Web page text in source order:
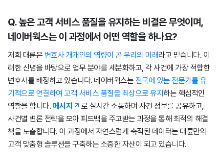
Q. 높은 고객 서비스 품질을 유지하는 비결은 무엇이며,
네이버웍스는 이 과정에서 어떤 역할을 하나요?
저희 대륜은 변호사 개개인의 역량이 곧 우리의 미래라고 믿습니다. 이
러한 신념을 바탕으로 업무 분야를 세분화하고, 각 사건에 가장 적합한
변호사를 배정하고 있습니다. 네이버웍스는 전국에 있는 전문가를 유
기적으로 연결하여 고객 서비스 품질을 최상으로 유지하는 핵심적인
역할을 합니다. 메시지
로 실시간 소통하며 사건 정보를 공유하고,
사건별 변론 전략을 모아 피드백을 주고받는 과정을 통해 최적의 해결
책을 도출합니다. 이 과정에서 자연스럽게 축적된 데이터는 대륜만의
고객 맞춤형 솔루션을 구축하는 소중한 자산이 되고 있습니다.